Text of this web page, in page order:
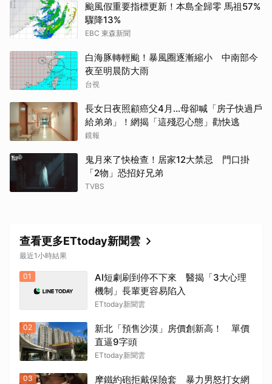
颱風假重要指標更新！本島全歸零 馬祖57%
驟降13%
EBC 東森新聞
白海豚轉輕颱！暴風圈逐漸縮小 中南部今
夜至明晨防大雨
台視
長女日夜照顧癌父4月…母卻喊「房子快過戶
給弟弟」！網揭「這殘忍心態」勸快逃
鏡報
鬼月來了快檢查！居家12大禁忌 門口掛
「2物」恐招好兄弟
TVBS
查看更多ETtoday新聞雲
最近1小時結果
01
AI短劇刷到停不下來 醫揭「3大心理
機制」長輩更容易陷入
ETtoday新聞雲
02
新北「預售沙漠」房價創新高！ 單價
直逼9字頭
ETtoday新聞雲
03
摩鐵約砲拒戴保險套 暴力男怒打女網